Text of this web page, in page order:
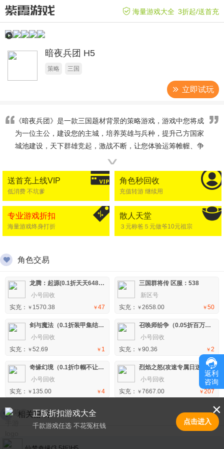
海量游戏大全 3折起/送首充
暗夜兵团 H5
策略 三国
立即试玩
《暗夜兵团》是一款三国题材背景的策略游戏，游戏中您将成
为一位主公，建设您的主城，培养英雄与兵种，提升己方国家
城池建设，天下群雄竞起，激战不断，让您体验运筹帷幄、争
∨
送首充上线VIP
低消费 不坑爹
角色秒回收
充值转游 继续用
专业游戏折扣
海量游戏终身打折
散人天堂
３元称爸５元做爷10元祖宗
角色交易
龙腾：起源(0.1折天天648)手游 区服：13
小号回收
￥47
实充： ￥ 1570.38
三国群将传 区服：538
新区号
￥50
实充： ￥2658.00
剑与魔法（0.1折装甲集结）H5 区服：2
小号回收
￥ 1
实充： ￥52.69
召唤师纷争（0.05折百万代金狂潮）H5 区服：3
小号回收
￥2
实充： ￥90.36
奇缘幻境（0.1折巾帼不让须眉）H5 区服：3
小号回收
￥4
实充： ￥ 135.00
烈焰之怒(攻速专属日送代币)手游 区服：5
小号回收
￥207
实充： ￥7667.00
相关游戏 ×
正版折扣游戏大全
千款游戏任选 不花冤枉钱
点击进入
返利
咨询